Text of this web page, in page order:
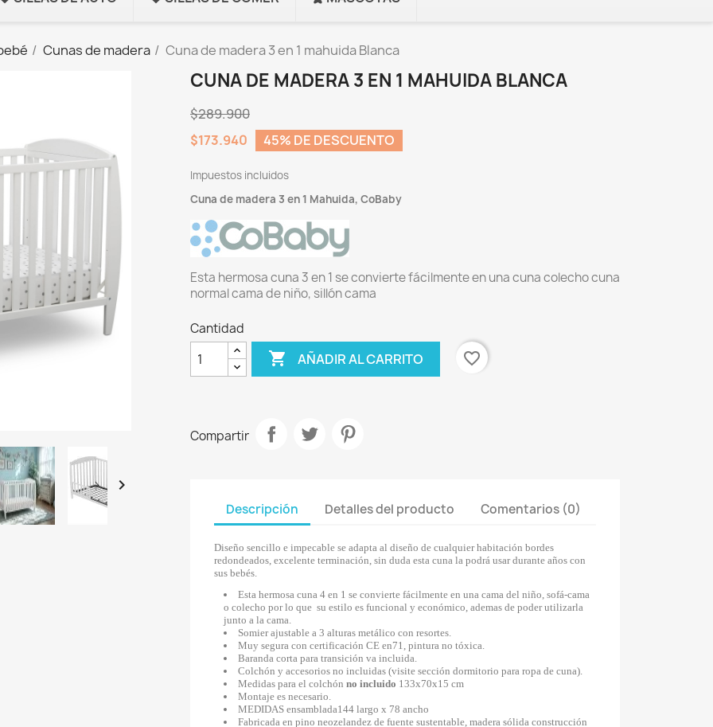
Cunas de madera Cuna de madera 3 en 1 mahuida Blanca

CUNA DE MADERA 3 EN 1 MAHUIDA BLANCA
$289.900
$173.940
45% DE DESCUENTO
Impuestos incluidos
Cuna de madera 3 en 1 Mahuida, CoBaby
Esta hermosa cuna 3 en 1 se convierte fácilmente en una cuna colecho cuna
normal cama de niño, sillón cama
Cantidad
 AÑADIR AL CARRITO favorite_border
Compartir
Descripción Detalles del producto Comentarios (0)
Diseño sencillo e impecable se adapta al diseño de cualquier habitación bordes
redondeados, excelente terminación, sin duda esta cuna la podrá usar durante años con
sus bebés.
Esta hermosa cuna 4 en 1 se convierte fácilmente en una cama del niño, sofá-cama
o colecho por lo que su estilo es funcional y económico, ademas de poder utilizarla
junto a la cama.
Somier ajustable a 3 alturas metálico con resortes.
Muy segura con certificación CE en71, pintura no tóxica.
Baranda corta para transición va incluida.
Colchón y accesorios no incluidas (visite sección dormitorio para ropa de cuna).
Medidas para el colchón no incluido 133x70x15 cm
Montaje es necesario.
MEDIDAS ensamblada144 largo x 78 ancho
Fabricada en pino neozelandez de fuente sustentable, madera sólida construcción